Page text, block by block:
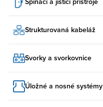
Strukturovaná kabeláž
Svorky a svorkovnice
Úložné a nosné systémy